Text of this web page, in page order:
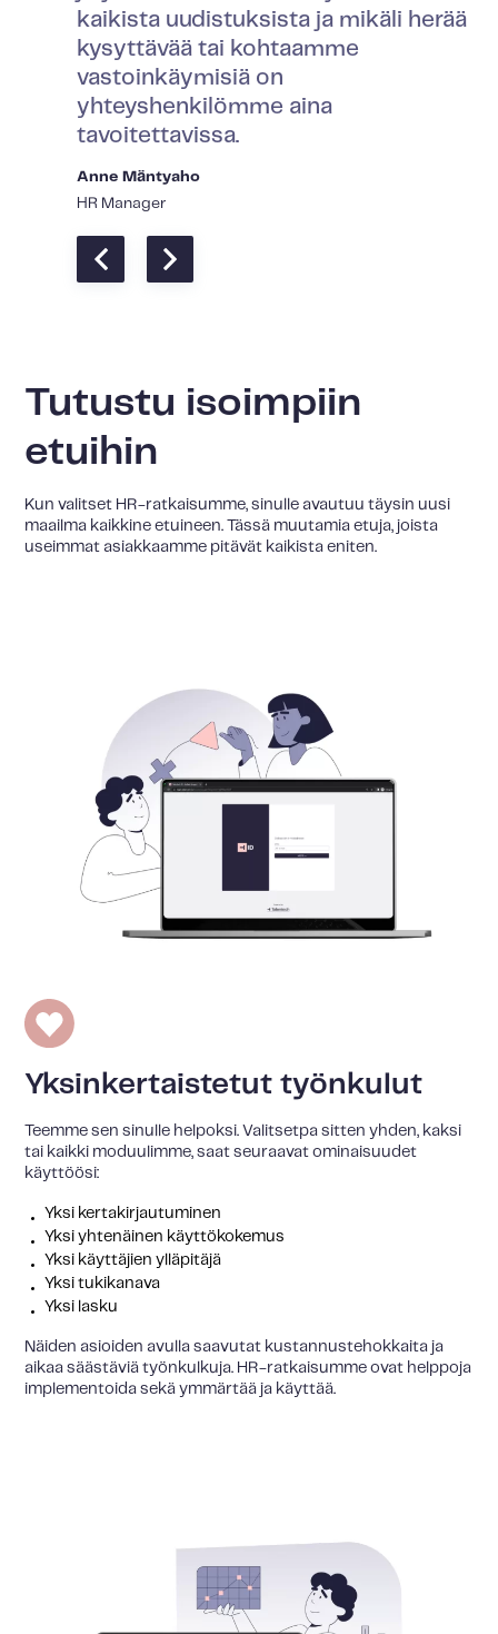
kaikista uudistuksista ja mikäli herää
kysyttävää tai kohtaamme
vastoinkäymisiä on
yhteyshenkilömme aina
tavoitettavissa.
Anne Mäntyaho
HR Manager
Tutustu isoimpiin
etuihin
Kun valitset HR-ratkaisumme, sinulle avautuu täysin uusi
maailma kaikkine etuineen. Tässä muutamia etuja, joista
useimmat asiakkaamme pitävät kaikista eniten.
Yksinkertaistetut työnkulut
Teemme sen sinulle helpoksi. Valitsetpa sitten yhden, kaksi
tai kaikki moduulimme, saat seuraavat ominaisuudet
käyttöösi:
Yksi kertakirjautuminen
Yksi yhtenäinen käyttökokemus
Yksi käyttäjien ylläpitäjä
Yksi tukikanava
Yksi lasku
Näiden asioiden avulla saavutat kustannustehokkaita ja
aikaa säästäviä työnkulkuja. HR-ratkaisumme ovat helppoja
implementoida sekä ymmärtää ja käyttää.